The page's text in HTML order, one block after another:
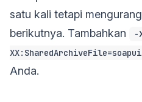
satu kali tetapi
berikutnya. Tambahkan
-
Anda.